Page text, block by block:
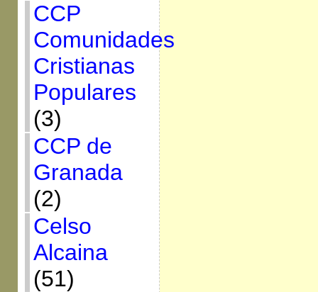
CCP
Comunidades
Cristianas
Populares
(3)
CCP de
Granada
(2)
Celso
Alcaina
(51)